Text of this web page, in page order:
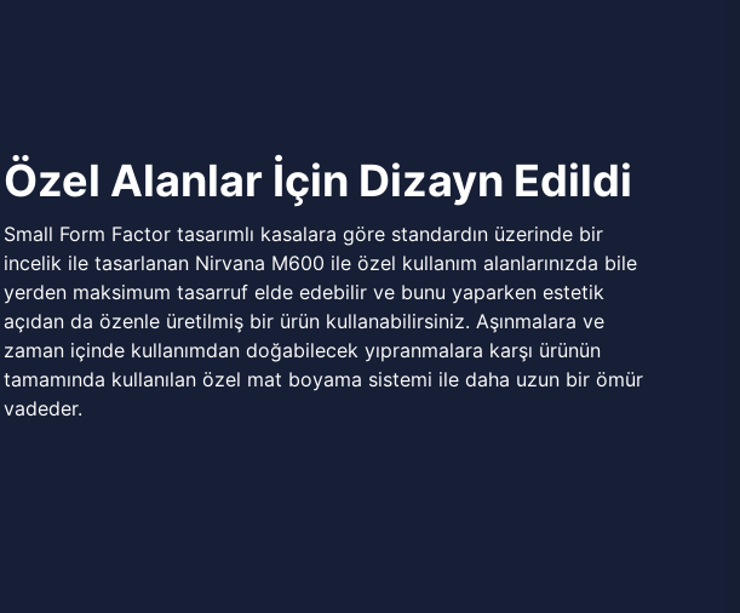
Özel Alanlar İçin Dizayn Edildi
Small Form Factor tasarımlı kasalara göre standardın üzerinde bir
incelik ile tasarlanan Nirvana M600 ile özel kullanım alanlarınızda bile
yerden maksimum tasarruf elde edebilir ve bunu yaparken estetik
açıdan da özenle üretilmiş bir ürün kullanabilirsiniz. Aşınmalara ve
zaman içinde kullanımdan doğabilecek yıpranmalara karşı ürünün
tamamında kullanılan özel mat boyama sistemi ile daha uzun bir ömür
vadeder.